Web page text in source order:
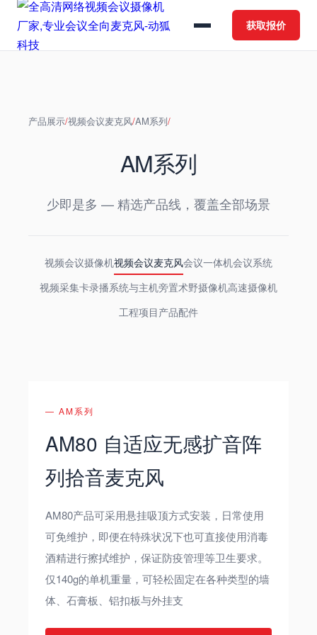
获取报价
产品展示/视频会议麦克风/AM系列/
AM系列
少即是多 — 精选产品线，覆盖全部场景
视频会议摄像机视频会议麦克风会议一体机会议系统
视频采集卡录播系统与主机旁置术野摄像机高速摄像机
工程项目产品配件
— AM系列
AM80 自适应无感扩音阵
列拾音麦克风
AM80产品可采用悬挂吸顶方式安装，日常使用
可免维护，即便在特殊状况下也可直接使用消毒
酒精进行擦拭维护，保证防疫管理等卫生要求。
仅140g的单机重量，可轻松固定在各种类型的墙
体、石膏板、铝扣板与外挂支